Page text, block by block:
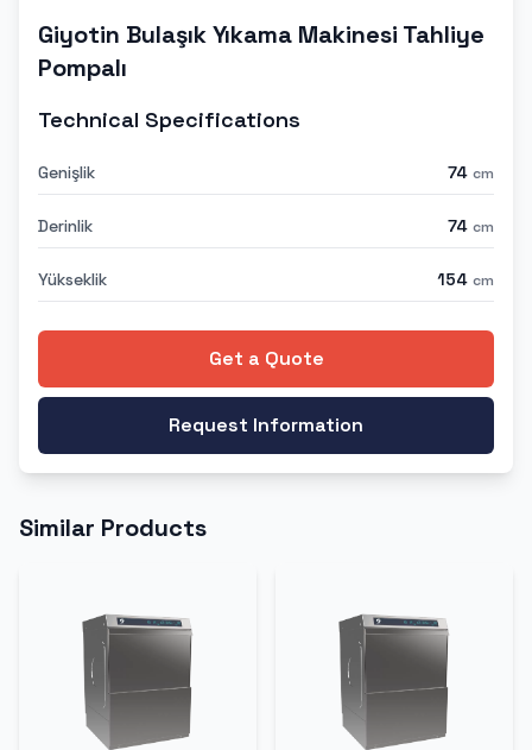
Giyotin Bulaşık Yıkama Makinesi Tahliye
Pompalı
Technical Specifications
Genişlik 74 cm
Derinlik 74 cm
Yükseklik 154 cm
Get a Quote
Request Information
Similar Products